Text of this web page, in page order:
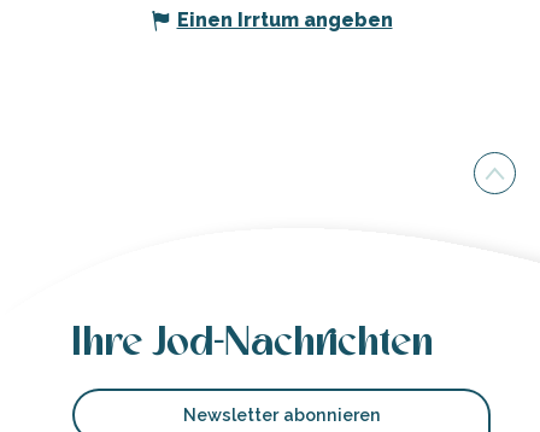
Einen Irrtum angeben
Ihre Jod-Nachrichten
Newsletter abonnieren